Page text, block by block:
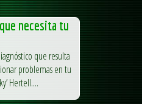
necesita tu
que resulta
problemas en tu
Hertell....